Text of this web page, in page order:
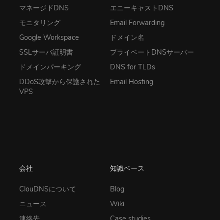
マネージドDNS
モニタリング
Google Workspace
SSLサーバ証明書
ドメインパーキング
DDoS攻撃から保護された
VPS
エニーキャストDNS
Email Forwarding
ドメイン名
プライベートDNSサーバー
DNS for TLDs
Email Hosting
会社
ClouDNSについて
ニュース
知識ベース
Blog
Wiki